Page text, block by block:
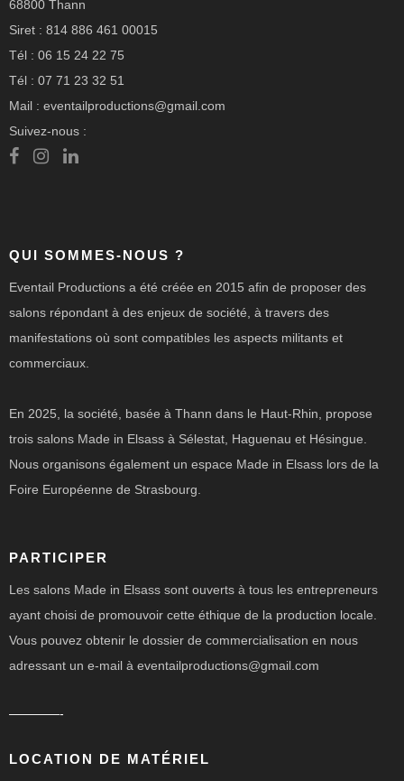
68800 Thann
Siret : 814 886 461 00015
Tél : 06 15 24 22 75
Tél : 07 71 23 32 51
Mail : eventailproductions@gmail.com
Suivez-nous :
QUI SOMMES-NOUS ?
Eventail Productions a été créée en 2015 afin de proposer des
salons répondant à des enjeux de société, à travers des
manifestations où sont compatibles les aspects militants et
commerciaux.
En 2025, la société, basée à Thann dans le Haut-Rhin, propose
trois salons Made in Elsass à Sélestat, Haguenau et Hésingue.
Nous organisons également un espace Made in Elsass lors de la
Foire Européenne de Strasbourg.
PARTICIPER
Les salons Made in Elsass sont ouverts à tous les entrepreneurs
ayant choisi de promouvoir cette éthique de la production locale.
Vous pouvez obtenir le dossier de commercialisation en nous
adressant un e-mail à eventailproductions@gmail.com
————-
LOCATION DE MATÉRIEL